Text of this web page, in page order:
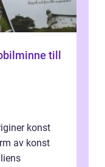
till
konst
av konst